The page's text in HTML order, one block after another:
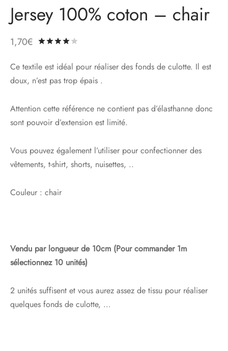
Jersey 100% coton – chair
1,70€
Ce textile est idéal pour réaliser des fonds de culotte. Il est
doux, n’est pas trop épais .
Attention cette référence ne contient pas d’élasthanne donc
sont pouvoir d’extension est limité.
Vous pouvez également l’utiliser pour confectionner des
vêtements, t-shirt, shorts, nuisettes, ..
Couleur : chair
Vendu par longueur de 10cm (Pour commander 1m
sélectionnez 10 unités)
2 unités suffisent et vous aurez assez de tissu pour réaliser
quelques fonds de culotte, …